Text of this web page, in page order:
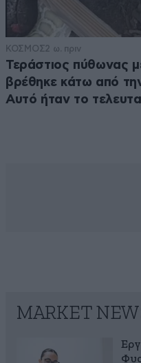
ΚΟΣΜΟΣ2 ω. πριν
Τεράστιος πύθωνας
βρέθηκε κάτω από
Αυτό ήταν το
MARKET